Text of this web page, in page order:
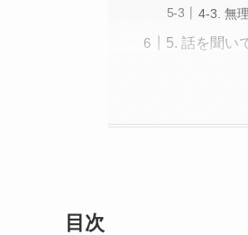
4-3. 無
5. 話を聞い
目次